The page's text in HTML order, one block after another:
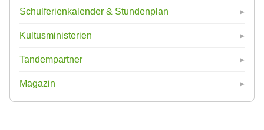
Schulferienkalender & Stundenplan
Kultusministerien
Tandempartner
Magazin